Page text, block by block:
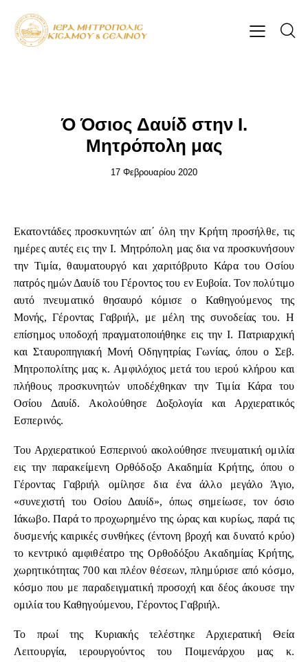
Ό Όσιος Δαυίδ στην Ι.
Μητρόπολη μας
17 Φεβρουαρίου 2020
Εκατοντάδες προσκυνητών απ΄ όλη την Κρήτη προσήλθε, τις
ημέρες αυτές εις την Ι. Μητρόπολη μας δια να προσκυνήσουν
την Τιμία, θαυματουργό και χαριτόβρυτο Κάρα του Οσίου
πατρός ημών Δαυίδ του Γέροντος του εν Ευβοία. Τον πολύτιμο
αυτό πνευματικό θησαυρό κόμισε ο Καθηγούμενος της
Μονής, Γέροντας Γαβριήλ, με μέλη της συνοδείας του. Η
επίσημος υποδοχή πραγματοποιήθηκε εις την Ι. Πατριαρχική
και Σταυροπηγιακή Μονή Οδηγητρίας Γωνίας, όπου ο Σεβ.
Μητροπολίτης μας κ. Αμφιλόχιος μετά του ιερού κλήρου και
πλήθους προσκυνητών υποδέχθηκαν την Τιμία Κάρα του
Οσίου Δαυίδ. Ακολούθησε Δοξολογία και Αρχιερατικός
Εσπερινός.
Του Αρχιερατικού Εσπερινού ακολούθησε πνευματική ομιλία
εις την παρακείμενη Ορθόδοξο Ακαδημία Κρήτης, όπου ο
Γέροντας Γαβριήλ ομίλησε δια ένα άλλο μεγάλο Άγιο,
«συνεχιστή του Οσίου Δαυίδ», όπως σημείωσε, τον όσιο
Ιάκωβο. Παρά το προχωρημένο της ώρας και κυρίως, παρά τις
δυσμενής καιρικές συνθήκες (έντονη βροχή και δυνατό κρύο)
το κεντρικό αμφιθέατρο της Ορθοδόξου Ακαδημίας Κρήτης,
χωρητικότητας 700 και πλέον θέσεων, πλημύρισε από κόσμο,
κόσμο που με παραδειγματική προσοχή και δέος άκουσε την
ομιλία του Καθηγούμενου, Γέροντος Γαβριήλ.
Το πρωί της Κυριακής τελέστηκε Αρχιερατική Θεία
Λειτουργία, ιερουργούντος του Ποιμενάρχου μας κ.